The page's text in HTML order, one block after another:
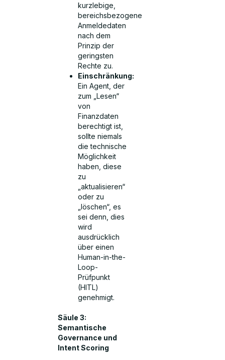
kurzlebige,
bereichsbezogene
Anmeldedaten
nach dem
Prinzip der
geringsten
Rechte zu.
Einschränkung:
Ein Agent, der
zum „Lesen“
von
Finanzdaten
berechtigt ist,
sollte niemals
die technische
Möglichkeit
haben, diese
zu
„aktualisieren“
oder zu
„löschen“, es
sei denn, dies
wird
ausdrücklich
über einen
Human-in-the-
Loop-
Prüfpunkt
(HITL)
genehmigt.
Säule 3:
Semantische
Governance und
Intent Scoring